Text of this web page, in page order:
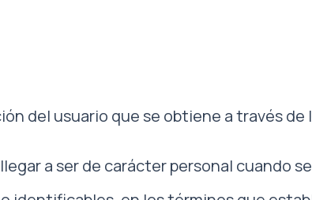
del usuario que se obtiene a través de
a ser de carácter personal cuando